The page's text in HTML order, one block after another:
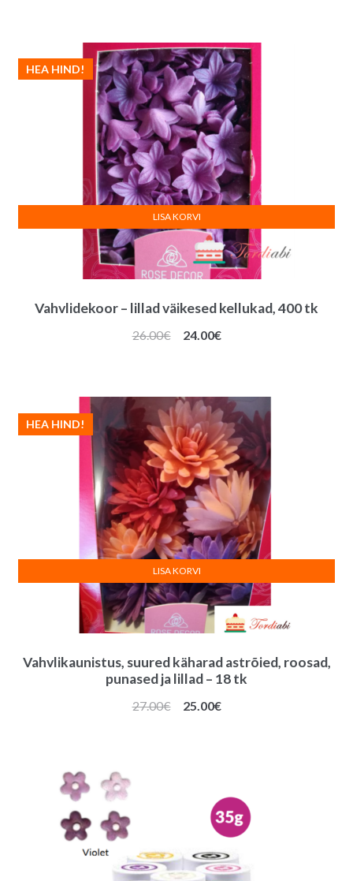
Vahvlidekoor – lillad väikesed kellukad, 400 tk
HEA HIND!
26.00€
Algne
24.00€Praegune
LISA KORVI
Vahvlikaunistus, suured käharad astrõied, roosad,
punased ja lillad – 18 tk
HEA HIND!
27.00€
Algne
25.00€Praegune
LISA KORVI